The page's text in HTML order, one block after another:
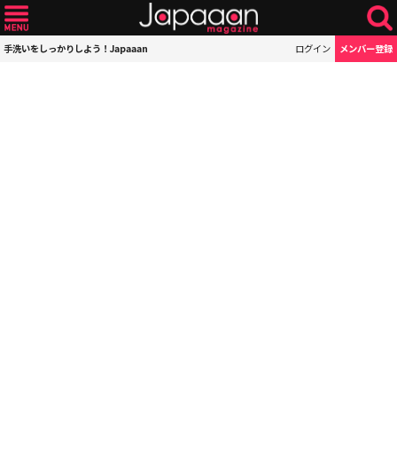
手洗いをしっかりしよう！Japaaan ログイン メンバー登録